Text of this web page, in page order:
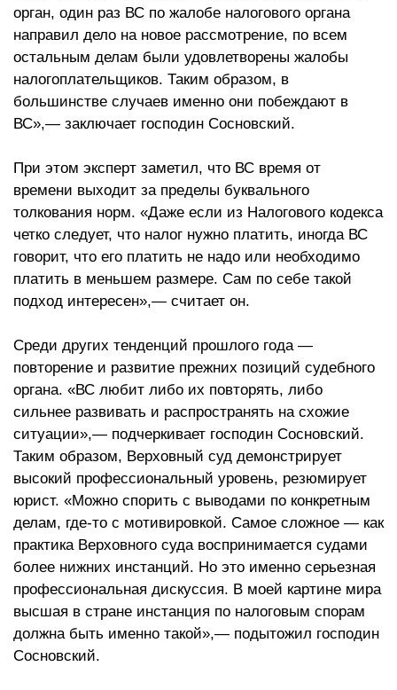
орган, один раз ВС по жалобе налогового органа
направил дело на новое рассмотрение, по всем
остальным делам были удовлетворены жалобы
налогоплательщиков. Таким образом, в
большинстве случаев именно они побеждают в
ВС»,— заключает господин Сосновский.
При этом эксперт заметил, что ВС время от
времени выходит за пределы буквального
толкования норм. «Даже если из Налогового кодекса
четко следует, что налог нужно платить, иногда ВС
говорит, что его платить не надо или необходимо
платить в меньшем размере. Сам по себе такой
подход интересен»,— считает он.
Среди других тенденций прошлого года —
повторение и развитие прежних позиций судебного
органа. «ВС любит либо их повторять, либо
сильнее развивать и распространять на схожие
ситуации»,— подчеркивает господин Сосновский.
Таким образом, Верховный суд демонстрирует
высокий профессиональный уровень, резюмирует
юрист. «Можно спорить с выводами по конкретным
делам, где-то с мотивировкой. Самое сложное — как
практика Верховного суда воспринимается судами
более нижних инстанций. Но это именно серьезная
профессиональная дискуссия. В моей картине мира
высшая в стране инстанция по налоговым спорам
должна быть именно такой»,— подытожил господин
Сосновский.